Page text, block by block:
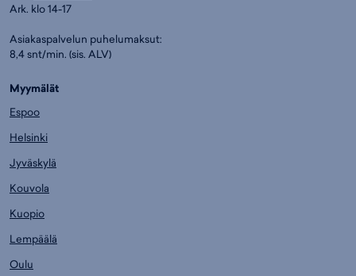
Ark. klo 14-17
Asiakaspalvelun puhelumaksut:
8,4 snt/min. (sis. ALV)
Myymälät
Espoo
Helsinki
Jyväskylä
Kouvola
Kuopio
Lempäälä
Oulu